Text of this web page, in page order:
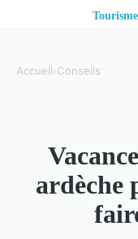
Accueil›Conseils
ardèche